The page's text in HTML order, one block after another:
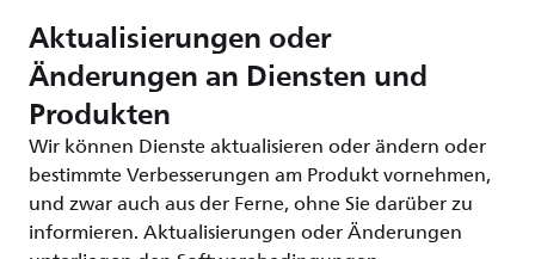
Aktualisierungen oder
Änderungen an Diensten und
Produkten
Wir können Dienste aktualisieren oder ändern oder
bestimmte Verbesserungen am Produkt vornehmen,
und zwar auch aus der Ferne, ohne Sie darüber zu
informieren. Aktualisierungen oder Änderungen